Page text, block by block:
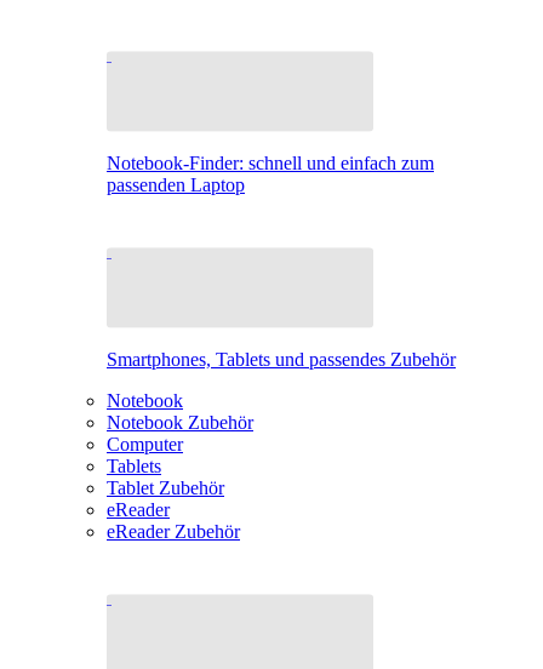
Notebook-Finder: schnell und einfach zum
passenden Laptop
Smartphones, Tablets und passendes Zubehör
Notebook
Notebook Zubehör
Computer
Tablets
Tablet Zubehör
eReader
eReader Zubehör